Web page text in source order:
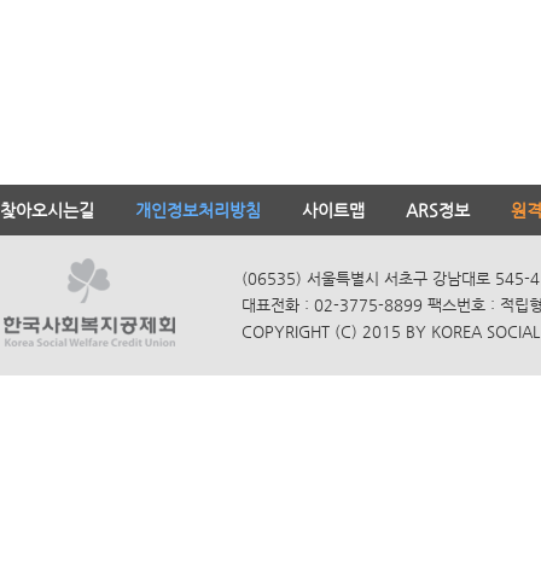
찾아오시는길 개인정보처리방침 사이트맵 ARS정보 원
(06535) 서울특별시 서초구 강남대로 545-
대표전화 : 02-3775-8899 팩스번호 : 적립
COPYRIGHT (C) 2015 BY KOREA SOCIAL